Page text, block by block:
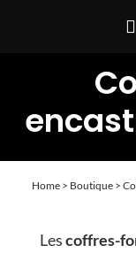
Home> Boutique>
Lescoffres-